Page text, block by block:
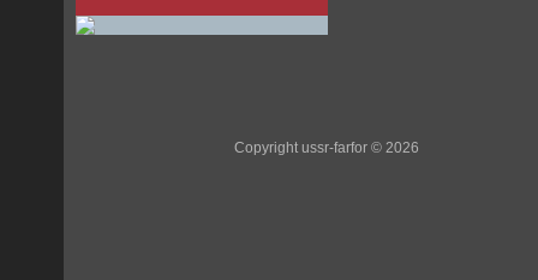
Copyright ussr-farfor © 2026